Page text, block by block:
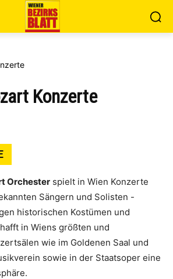
Konzerte
Orchester spielt in Wien Konzerte
Sängern und Solisten -
historischen Kostümen und
in Wiens größten und
wie im Goldenen Saal und
sowie in der Staatsoper eine